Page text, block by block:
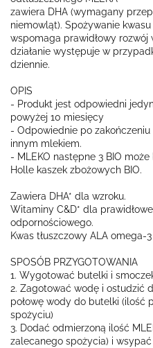
zawiera DHA (wymagany
niemowląt). Spożywanie
wspomaga prawidłowy rozwój
działanie występuje w
dziennie.
OPIS
- Produkt jest odpowiedni
powyżej 10 miesięcy
- Odpowiednie po
innym mlekiem.
- MLEKO następne 3 BIO
Holle kaszek zbożowych BIO.
Zawiera DHA* dla wzroku.
Witaminy C&D* dla
odpornościowego.
Kwas tłuszczowy ALA omega-
SPOSÓB PRZYGOTOWANIA
1. Wygotować butelki i
2. Zagotować wodę i ostudzić
połowę wody do butelki (ilość
spożyciu)
3. Dodać odmierzoną ilość
zalecanego spożycia) i